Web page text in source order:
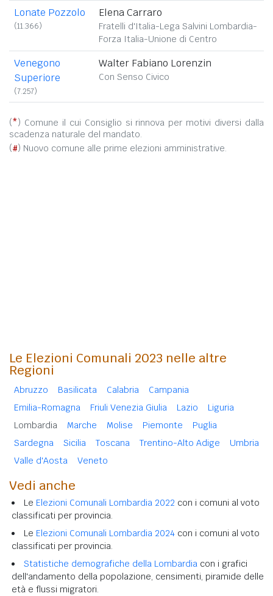
Lonate Pozzolo
(11.366)
Elena Carraro
Fratelli d'Italia-Lega Salvini Lombardia-
Forza Italia-Unione di Centro
Venegono
Superiore
(7.257)
Walter Fabiano Lorenzin
Con Senso Civico
(*) Comune il cui Consiglio si rinnova per motivi diversi dalla
scadenza naturale del mandato.
(#) Nuovo comune alle prime elezioni amministrative.
Le Elezioni Comunali 2023 nelle altre
Regioni
Abruzzo Basilicata Calabria
Campania
Emilia-Romagna
Friuli Venezia Giulia Lazio
Liguria
Lombardia
Marche Molise Piemonte
Puglia
Sardegna
Sicilia Toscana Trentino-Alto Adige
Umbria
Valle d'Aosta
Veneto
Vedi anche
Le Elezioni Comunali Lombardia 2022 con i comuni al voto
classificati per provincia.
Le Elezioni Comunali Lombardia 2024 con i comuni al voto
classificati per provincia.
Statistiche demografiche della Lombardia con i grafici
dell'andamento della popolazione, censimenti, piramide delle
età e flussi migratori.